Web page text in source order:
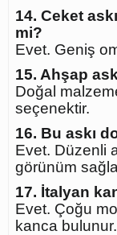
14. Ceket
mi?
Evet. Geniş
15. Ahşap
Doğal
seçenektir.
16. Bu askı
Evet. Düzenli
görünüm
17. İtalyan
Evet. Çoğu
kanca bulunur.